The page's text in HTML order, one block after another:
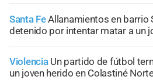
Santa FeAllanamientos en barrio
detenido por intentar matar a un
Violencia Un partido de fútbol
un joven herido en Colastiné